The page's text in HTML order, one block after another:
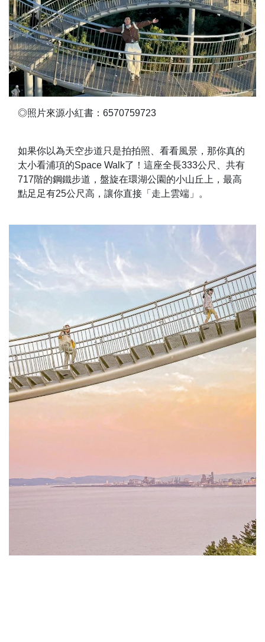
◎照片來源小紅書：6570759723
如果你以為天空步道只是拍拍照、看看風景，那你真的
太小看浦項的Space Walk了！這座全長333公尺、共有
717階的鋼鐵步道，盤旋在環湖公園的小山丘上，最高
點足足有25公尺高，讓你直接「走上雲端」。